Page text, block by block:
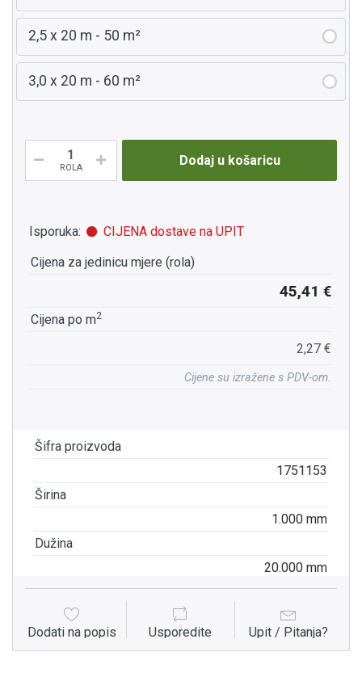
2,5 x 20 m - 50 m²
3,0 x 20 m - 60 m²
Šifra proizvoda
1751153
Širina
1.000 mm
Dužina
20.000 mm
ROLA Dodaj u košaricu
Isporuka:
CIJENA dostave na UPIT
Cijena za jedinicu mjere (rola)
45,41 €
Cijena po m2
2,27 €
Cijene su izražene s PDV-om.
Dodati na popis Usporedite Upit / Pitanja?